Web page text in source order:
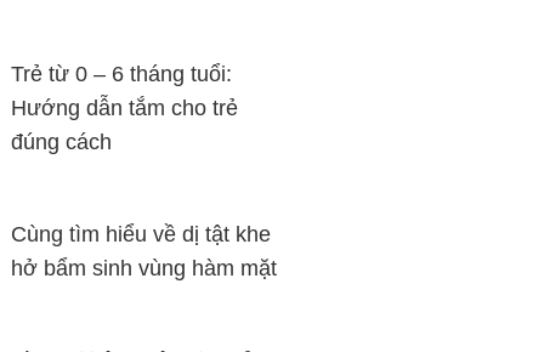
Trẻ từ 0 – 6 tháng tuổi:
Hướng dẫn tắm cho trẻ
đúng cách
Cùng tìm hiểu về dị tật khe
hở bẩm sinh vùng hàm mặt